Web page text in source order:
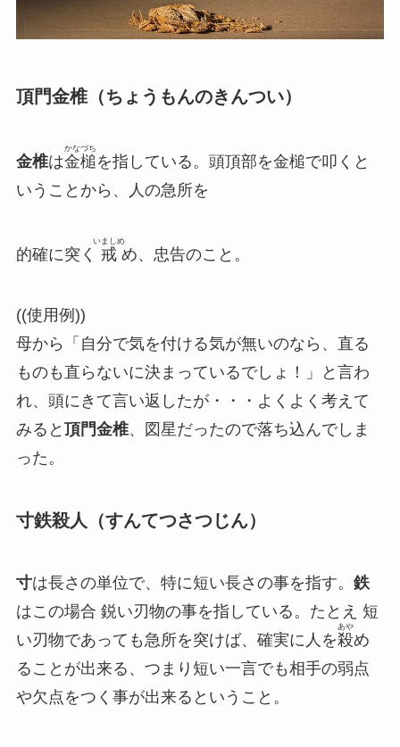
頂門金椎（ちょうもんのきんつい）
金椎は金槌
かなづち
を指している。 頭頂部を金槌で叩く と
いうことから、
人の急所を
的確に突く 戒
いましめ
め、忠告のこと。
((使用例))
母から「自分で気を付ける気が無いのなら、直る
ものも直らないに決まっているでしょ！」と言わ
れ、頭にきて言い返したが・・・よくよく考えて
みると 頂門金椎、図星だったので落ち込んでしま
った。
寸鉄殺人 （すんてつさつじん）
寸は長さの単位で、特に短い長さ の事を指す。 鉄
はこの場合 鋭い刃物の事を指している。たとえ 短
い刃物であっても急所を突けば、確実に人を殺
あや
め
ることが出来る、つまり 短い一言でも相手の弱点
や欠点をつく事が出来る ということ。